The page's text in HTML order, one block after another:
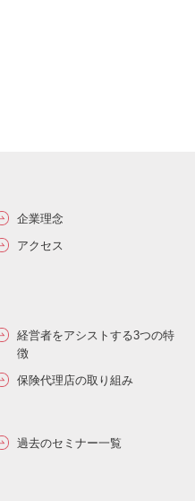
企業理念
アクセス
経営者をアシストする3つの特
徴
保険代理店の取り組み
過去のセミナー一覧